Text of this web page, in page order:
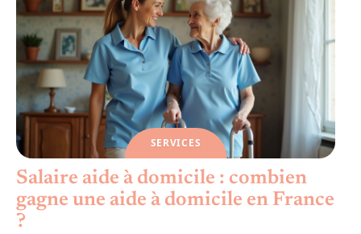
SERVICES
Salaire aide à domicile : combien
gagne une aide à domicile en France
?